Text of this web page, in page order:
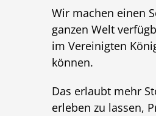
Wir machen einen
ganzen Welt
im Vereinigten
können.
Das erlaubt mehr
erleben zu lassen,